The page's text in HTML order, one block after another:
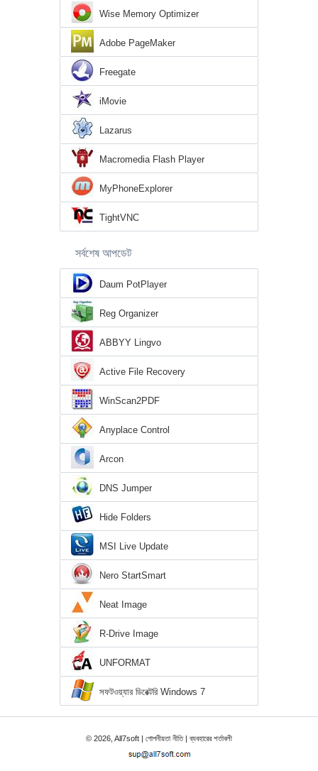
Wise Memory Optimizer
Adobe PageMaker
Freegate
iMovie
Lazarus
Macromedia Flash Player
MyPhoneExplorer
TightVNC
সর্বশেষ আপডেট
Daum PotPlayer
Reg Organizer
ABBYY Lingvo
Active File Recovery
WinScan2PDF
Anyplace Control
Arcon
DNS Jumper
Hide Folders
MSI Live Update
Nero StartSmart
Neat Image
R-Drive Image
UNFORMAT
সফটওয়্যার ডিরেক্টরি Windows 7
© 2026, All7soft | গোপনীয়তা নীতি|ব্যবহারের শর্তাবলী